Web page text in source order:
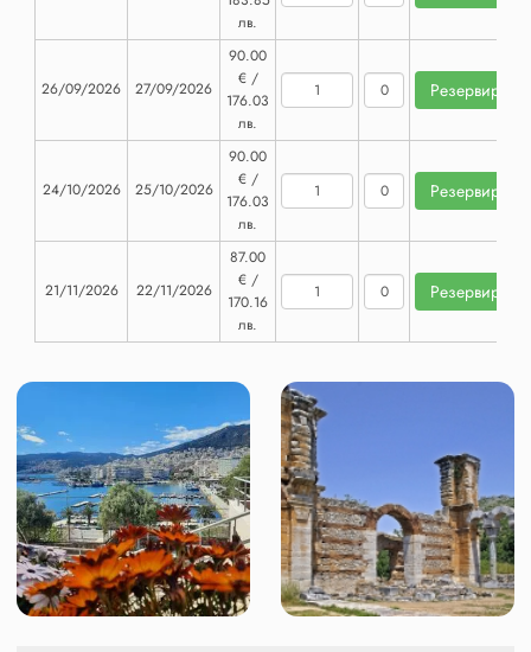
лв.
26/09/2026 27/09/2026
90.00
€ /
176.03
лв.
24/10/2026 25/10/2026
90.00
€ /
176.03
лв.
21/11/2026 22/11/2026
87.00
€ /
170.16
лв.